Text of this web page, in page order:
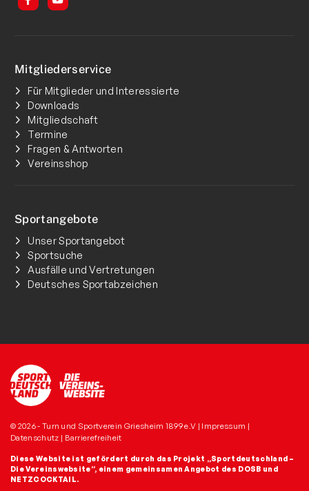
Mitgliederservice
Für Mitglieder und Interessierte
Downloads
Mitgliedschaft
Termine
Fragen & Antworten
Vereinsshop
Sportangebote
Unser Sportangebot
Sportsuche
Ausfälle und Vertretungen
Deutsches Sportabzeichen
© 2026 - Turn und Sportverein Griesheim 1899 e.V | Impressum |
Datenschutz | Barrierefreiheit
Diese Website ist gefördert durch das Projekt „Sportdeutschland –
Die Vereinswebsite”, einem gemeinsamen Angebot des DOSB und
NETZCOCKTAIL.